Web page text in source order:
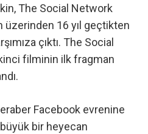
The Social Network
üzerinden 16 yıl geçtikten
çıktı. The Social
filminin ilk fragman
Facebook evrenine
bir heyecan